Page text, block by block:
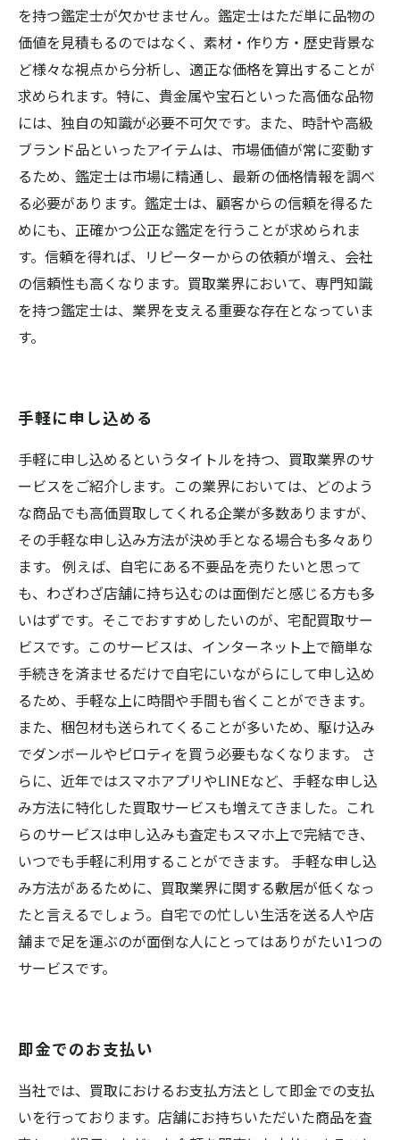
を持つ鑑定士が欠かせません。鑑定士はただ単に品物の
価値を見積もるのではなく、素材・作り方・歴史背景な
ど様々な視点から分析し、適正な価格を算出することが
求められます。特に、貴金属や宝石といった高価な品物
には、独自の知識が必要不可欠です。また、時計や高級
ブランド品といったアイテムは、市場価値が常に変動す
るため、鑑定士は市場に精通し、最新の価格情報を調べ
る必要があります。鑑定士は、顧客からの信頼を得るた
めにも、正確かつ公正な鑑定を行うことが求められま
す。信頼を得れば、リピーターからの依頼が増え、会社
の信頼性も高くなります。買取業界において、専門知識
を持つ鑑定士は、業界を支える重要な存在となっていま
す。
手軽に申し込める
手軽に申し込めるというタイトルを持つ、買取業界のサ
ービスをご紹介します。この業界においては、どのよう
な商品でも高価買取してくれる企業が多数ありますが、
その手軽な申し込み方法が決め手となる場合も多々あり
ます。 例えば、自宅にある不要品を売りたいと思って
も、わざわざ店舗に持ち込むのは面倒だと感じる方も多
いはずです。そこでおすすめしたいのが、宅配買取サー
ビスです。このサービスは、インターネット上で簡単な
手続きを済ませるだけで自宅にいながらにして申し込め
るため、手軽な上に時間や手間も省くことができます。
また、梱包材も送られてくることが多いため、駆け込み
でダンボールやピロティを買う必要もなくなります。 さ
らに、近年ではスマホアプリやLINEなど、手軽な申し込
み方法に特化した買取サービスも増えてきました。これ
らのサービスは申し込みも査定もスマホ上で完結でき、
いつでも手軽に利用することができます。 手軽な申し込
み方法があるために、買取業界に関する敷居が低くなっ
たと言えるでしょう。自宅での忙しい生活を送る人や店
舗まで足を運ぶのが面倒な人にとってはありがたい1つの
サービスです。
即金でのお支払い
当社では、買取におけるお支払方法として即金での支払
いを行っております。店舗にお持ちいただいた商品を査